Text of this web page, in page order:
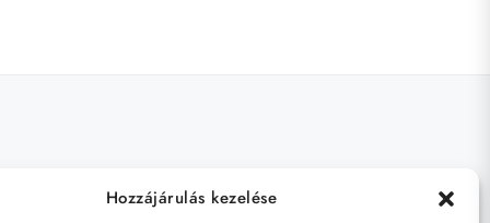
Hozzájárulás kezelése